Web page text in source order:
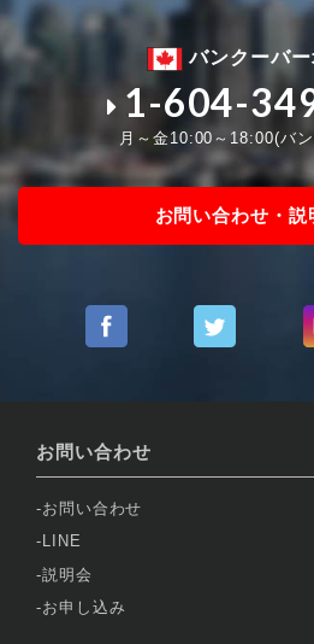
バンクーバー
1-604-
月～金10:00～18:00(バ
お問い合わせ・説
お問い合わせ
お問い合わせ
LINE
説明会
お申し込み